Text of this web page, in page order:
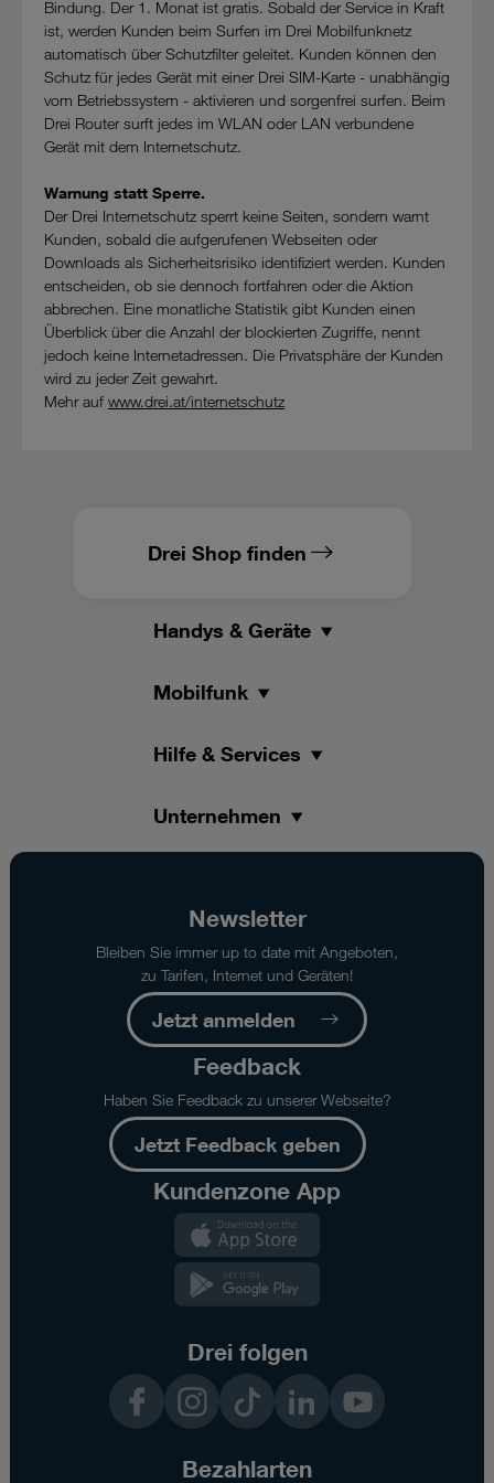
Bindung. Der 1. Monat ist gratis. Sobald der Service in Kraft
ist, werden Kunden beim Surfen im Drei Mobilfunknetz
automatisch über Schutzfilter geleitet. Kunden können den
Schutz für jedes Gerät mit einer Drei SIM-Karte - unabhängig
vom Betriebssystem - aktivieren und sorgenfrei surfen. Beim
Drei Router surft jedes im WLAN oder LAN verbundene
Gerät mit dem Internetschutz.
Warnung statt Sperre.
Der Drei Internetschutz sperrt keine Seiten, sondern warnt
Kunden, sobald die aufgerufenen Webseiten oder
Downloads als Sicherheitsrisiko identifiziert werden. Kunden
entscheiden, ob sie dennoch fortfahren oder die Aktion
abbrechen. Eine monatliche Statistik gibt Kunden einen
Überblick über die Anzahl der blockierten Zugriffe, nennt
jedoch keine Internetadressen. Die Privatsphäre der Kunden
wird zu jeder Zeit gewahrt.
Mehr auf www.drei.at/internetschutz
Drei Shop finden
Handys & Geräte
Mobilfunk
Hilfe & Services
Unternehmen
Newsletter
Bleiben Sie immer up to date mit Angeboten,
zu Tarifen, Internet und Geräten!
Jetzt anmelden
Feedback
Haben Sie Feedback zu unserer Webseite?
Jetzt Feedback geben
Kundenzone App
Drei folgen
InstagramTikTok LinkedIn YouTube
Bezahlarten
Cookies von Unternehmen in Drittstaaten, die ein ähnliches
Datenschutzniveau wie in der Europäischen Union aufweisen
(z.B. Data Privacy Framework), werden wie europäische
Unternehmen behandelt.
Wenn Sie „Nur notwendige Cookies“ wählen, dann sind für
Website unerlässlich sind.